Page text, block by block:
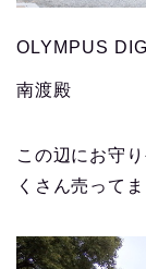
OLYMPUS
南渡殿
この辺にお守
くさん売ってま